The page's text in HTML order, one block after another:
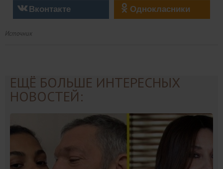
Вконтакте
Однокласники
Источник
ЕЩЁ БОЛЬШЕ ИНТЕРЕСНЫХ
НОВОСТЕЙ: